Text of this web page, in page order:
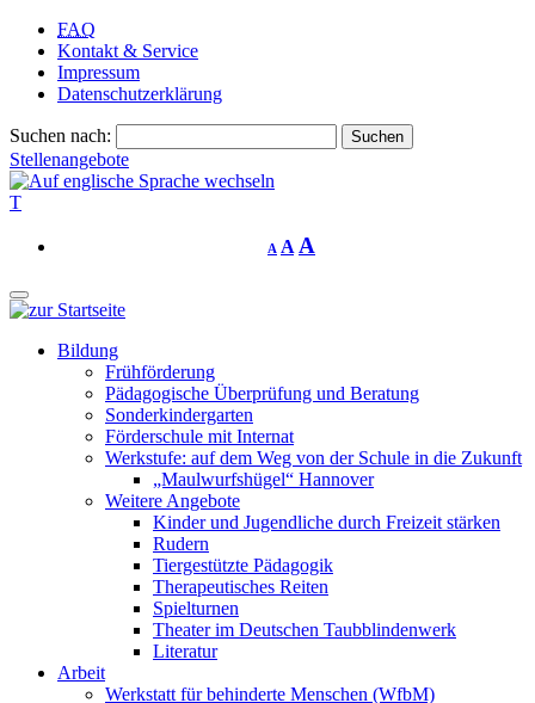
FAQ
Kontakt & Service
Impressum
Datenschutzerklärung
Suchen nach:
Stellenangebote
T
A A A
Bildung
Frühförderung
Pädagogische Überprüfung und Beratung
Sonderkindergarten
Förderschule mit Internat
Werkstufe: auf dem Weg von der Schule in die Zukunft
„Maulwurfshügel“ Hannover
Weitere Angebote
Kinder und Jugendliche durch Freizeit stärken
Rudern
Tiergestützte Pädagogik
Therapeutisches Reiten
Spielturnen
Theater im Deutschen Taubblindenwerk
Literatur
Arbeit
Werkstatt für behinderte Menschen (WfbM)